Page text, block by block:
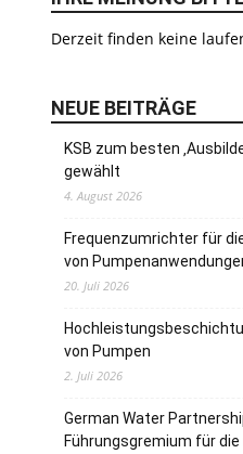
Derzeit finden keine
NEUE BEITRÄGE
KSB zum besten
gewählt
4. August 2026
Frequenzumrichter für
von
20. Juli 2026
von Pumpen
2. Juli 2026
German Water
Führungsgremium für